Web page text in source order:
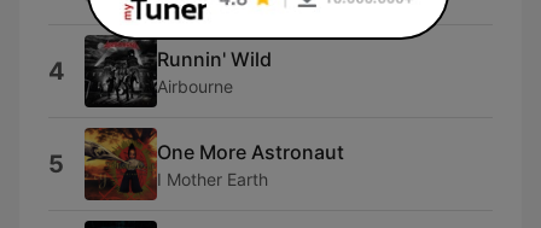
4 Runnin' Wild
Airbourne
5 One More Astronaut
I Mother Earth